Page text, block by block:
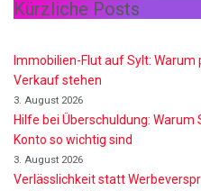
Kürzliche Posts
Immobilien-Flut auf Sylt:
Verkauf stehen
3. August 2026
Hilfe bei Überschuldung:
Konto so wichtig sind
3. August 2026
Verlässlichkeit statt